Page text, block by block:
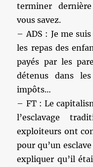
terminer
vous savez.
– ADS : Je me
les repas des
payés par les
détenus dans
impôts…
– FT : Le
l’esclavage
exploiteurs ont
pour qu’un
expliquer qu’il